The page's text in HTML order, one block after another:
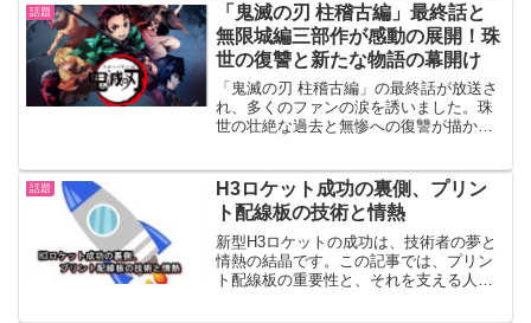
事では、鬼でありながら鬼殺隊に味方す
る珠世の復讐心と無惨との...
話題
「鬼滅の刃 柱稽古編」最終話と
無限城編三部作が感動の展開！珠
世の復讐と新たな物語の幕開け
「鬼滅の刃 柱稽古編」の最終話が放送さ
れ、多くのファンの涙を誘いました。珠
世の壮絶な過去と無惨への復讐が描か
「無限城編」三部作の制作が発表され、
ネット上では歓喜の声が上がりました。
特報映像とティザービジュアルが公開さ
れ、期待が高まっています。この記事で
は、珠世の復讐心や「無限城編」の見ど
ころについて詳しく解説します。
話題
H3ロケット成功の裏側、プリン
ト配線板の技術と情熱
新型H3ロケットの成功は、技術者の夢と
情熱の結晶です。この記事では、プリン
ト配線板の重要性と、それを支える人々